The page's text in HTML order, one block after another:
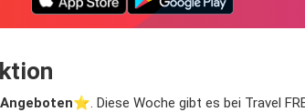
⭐️. Diese Woche gibt es bei Travel